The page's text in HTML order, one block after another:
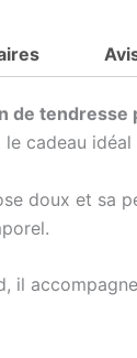
de tendresse
le cadeau
doux et sa